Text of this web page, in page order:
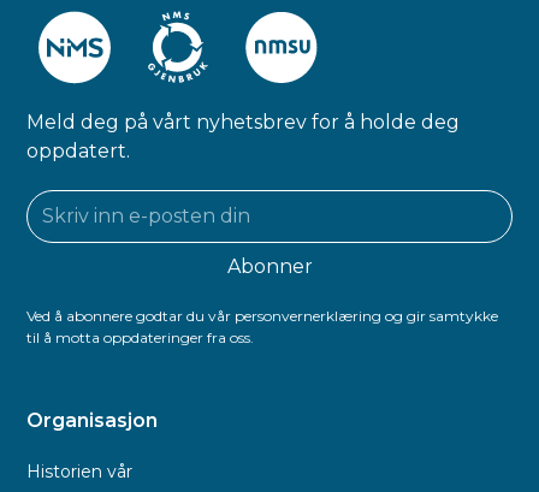
Meld deg på vårt nyhetsbrev for å holde deg
oppdatert.
Ved å abonnere godtar du vår personvernerklæring og gir samtykke
til å motta oppdateringer fra oss.
Organisasjon
Historien vår